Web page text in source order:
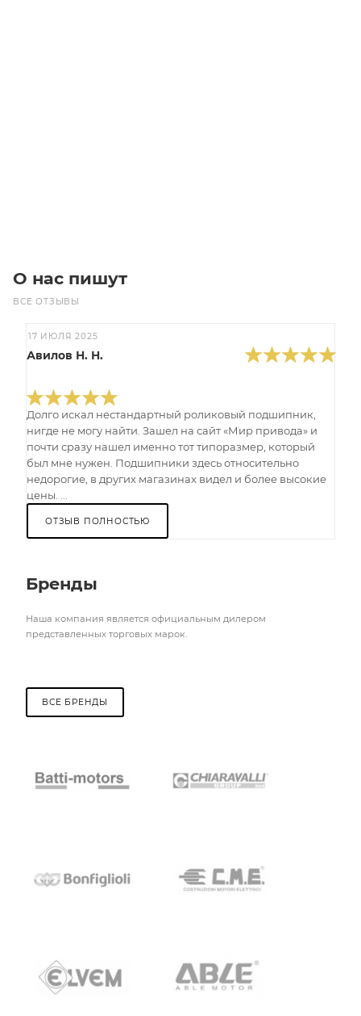
О нас пишут
ВСЕ ОТЗЫВЫ
17 ИЮЛЯ 2025
Авилов Н. Н.
Долго искал нестандартный роликовый подшипник,
нигде не могу найти. Зашел на сайт «Мир привода» и
почти сразу нашел именно тот типоразмер, который
был мне нужен. Подшипники здесь относительно
недорогие, в других магазинах видел и более высокие
цены. ...
ОТЗЫВ ПОЛНОСТЬЮ
Бренды
Наша компания является официальным дилером
представленных торговых марок.
ВСЕ БРЕНДЫ